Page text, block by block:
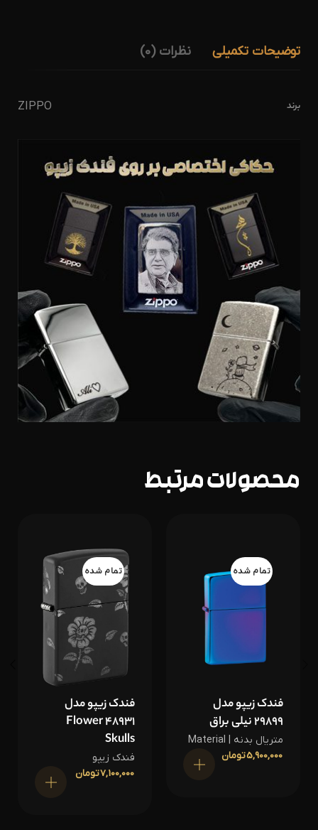
توضیحات تکمیلی نظرات (0)
برند ZIPPO
محصولات مرتبط
تمام شده
فندک زیپو مدل
29899 نیلی براق
متریال بدنه | Material
5,900,000تومان
تمام شده
فندک زیپو مدل
48931 Flower
Skulls
فندک زیپو
7,100,000تومان